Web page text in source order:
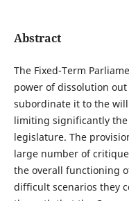
Abstract
The Fixed-Term
power of dissolution
subordinate it to the
limiting significantly the
legislature. The
large number of
the overall functioning
difficult scenarios they